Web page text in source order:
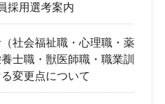
採用選考案内
社会福祉職・心理職・薬
士職・獣医師職・職業訓
変更点について